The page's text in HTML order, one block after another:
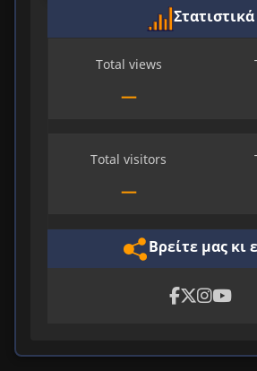
Στατιστικά
Total views
—
Total visitors
—
Βρείτε μας κι